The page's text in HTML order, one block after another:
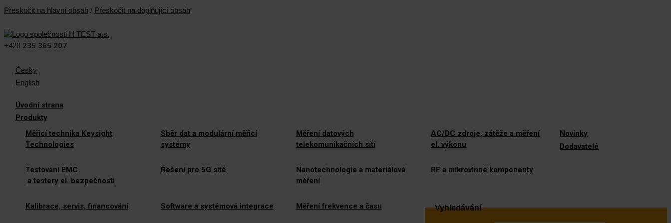
Přeskočit na hlavní obsah / Přeskočit na doplňující obsah
+420 235 365 207
Česky
English
Úvodní strana
Produkty
Měřicí technika Keysight
Technologies
Sběr dat a modulární měřicí
systémy
Měření datových
telekomunikačních sítí
AC/DC zdroje, zátěže a měření
el. výkonu
Testování EMC
a testery el. bezpečnosti
Řešení pro 5G sítě
Nanotechnologie a materiálová
měření
RF a mikrovlnné komponenty
Kalibrace, servis, financování Software a systémová integrace Měření frekvence a času
Novinky
Dodavatelé
Vyhledávání